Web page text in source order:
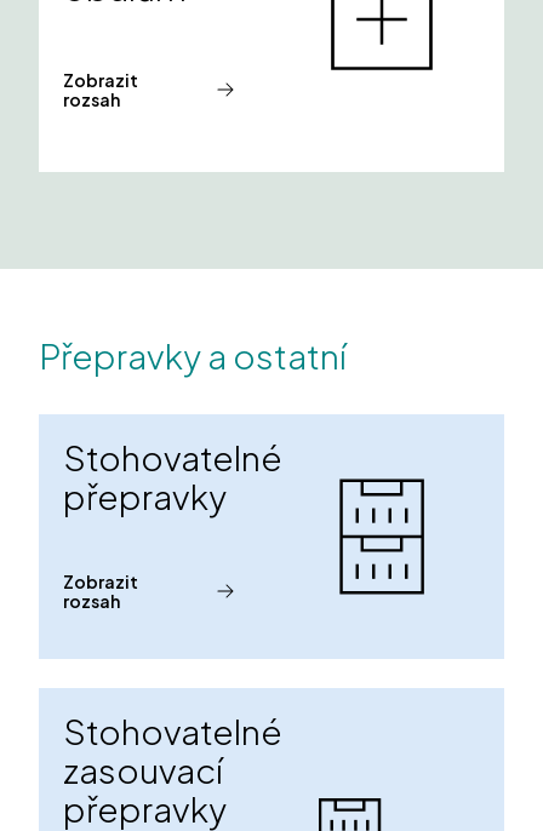
Zobrazit
rozsah
Přepravky a ostatní
Stohovatelné
přepravky
Zobrazit
rozsah
Stohovatelné
zasouvací
přepravky